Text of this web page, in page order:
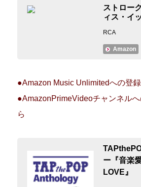
ストロー
ィス・イ
RCA
Amazon
●Amazon Music Unlimitedへの登
●AmazonPrimeVideoチャンネル
ら
ー『音楽
LOVE』